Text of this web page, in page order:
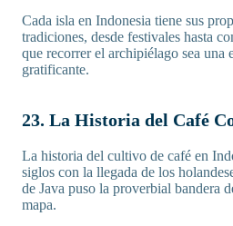
Cada isla en Indonesia tiene sus
tradiciones, desde festivales hasta
que recorrer el archipiélago sea una
gratificante.
23. La Historia del Café
La historia del cultivo de café en
siglos con la llegada de los
de Java puso la proverbial bandera
mapa.